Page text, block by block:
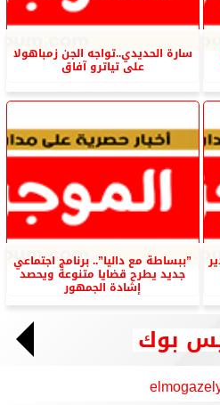
سارة الحديدي..تواجه الجن زمباهولا
على تياترو آفاق
”ببساطة مع داليا”.. برنامج اجتماعي
جديد يطرح قضايا متنوعة ويحصد
إشادة الجمهور
بوك